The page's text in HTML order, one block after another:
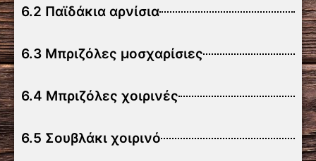
6.2 Παϊδάκια αρνίσια
6.3 Μπριζόλες μοσχαρίσιες
6.4 Μπριζόλες χοιρινές
6.5 Σουβλάκι χοιρινό